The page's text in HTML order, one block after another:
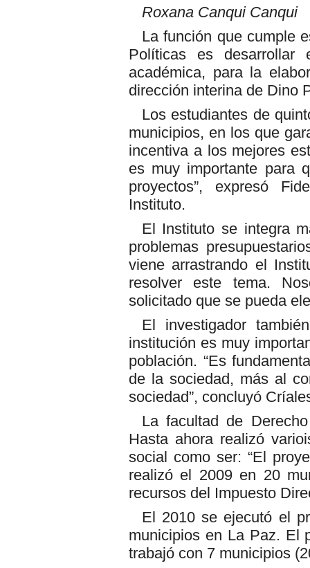
Roxana Canqui Canqui
La función que cumple
Políticas es desarrollar
académica, para la
dirección interina de Dino
Los estudiantes de
municipios, en los que
incentiva a los mejores
es muy importante para
proyectos”, expresó
Instituto.
El Instituto se integra
problemas
viene arrastrando el
resolver este tema.
solicitado que se pueda
El investigador
institución es muy
población. “Es
de la sociedad, más al
sociedad”, concluyó
La facultad de
Hasta ahora realizó
social como ser: “El
realizó el 2009 en 20
recursos del Impuesto
El 2010 se ejecutó el
municipios en La Paz. El
trabajó con 7 municipios